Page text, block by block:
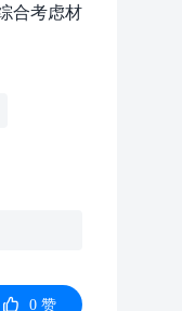
合考虑材
 0 赞